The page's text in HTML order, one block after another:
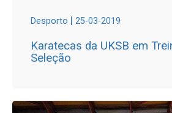
Desporto | 25-03-2019
Karatecas da UKSB em
Seleção